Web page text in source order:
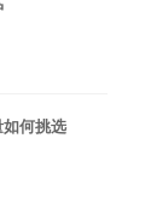
何挑选
装方法